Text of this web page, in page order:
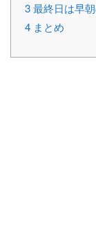
3最終日は早
4 まとめ